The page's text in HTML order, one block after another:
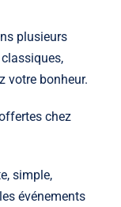
plusieurs
votre bonheur.
chez
simple,
événements